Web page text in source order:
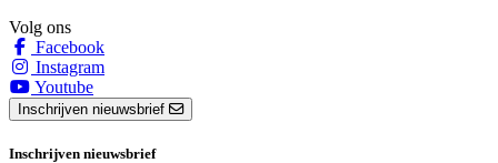
Volg ons
Facebook
Instagram
Youtube
Inschrijven nieuwsbrief
Inschrijven nieuwsbrief